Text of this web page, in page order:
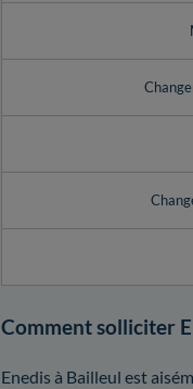
Comment solliciter
Enedis à Bailleul est